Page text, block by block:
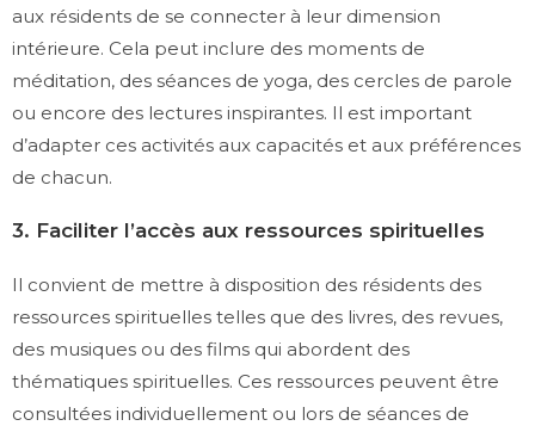
aux résidents de se connecter à leur dimension
intérieure. Cela peut inclure des moments de
méditation, des séances de yoga, des cercles de parole
ou encore des lectures inspirantes. Il est important
d’adapter ces activités aux capacités et aux préférences
de chacun.
3. Faciliter l’accès aux ressources spirituelles
Il convient de mettre à disposition des résidents des
ressources spirituelles telles que des livres, des revues,
des musiques ou des films qui abordent des
thématiques spirituelles. Ces ressources peuvent être
consultées individuellement ou lors de séances de